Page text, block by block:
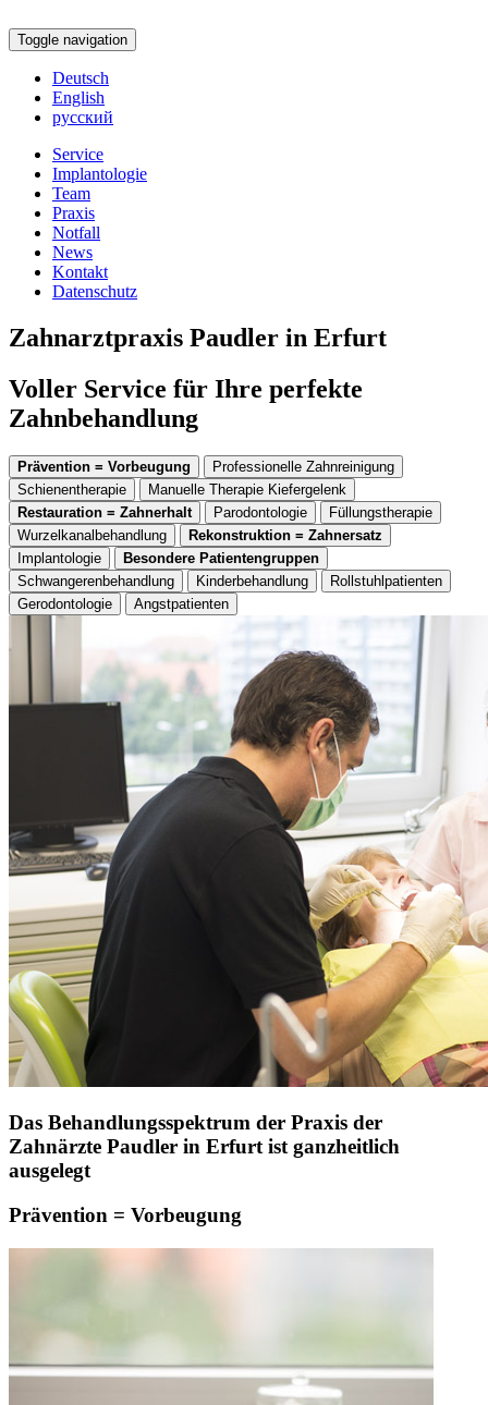
Toggle navigation
Deutsch
English
русский
Service
Implantologie
Team
Praxis
Notfall
News
Kontakt
Datenschutz
Zahnarztpraxis Paudler in Erfurt
Voller Service für Ihre perfekte
Zahnbehandlung
Prävention = Vorbeugung
Professionelle Zahnreinigung
Schienentherapie
Manuelle Therapie Kiefergelenk
Restauration = Zahnerhalt
Parodontologie
Füllungstherapie
Wurzelkanalbehandlung
Rekonstruktion = Zahnersatz
Implantologie
Besondere Patientengruppen
Schwangerenbehandlung
Kinderbehandlung
Rollstuhlpatienten
Gerodontologie
Angstpatienten
Das Behandlungsspektrum der Praxis der
Zahnärzte Paudler in Erfurt ist ganzheitlich
ausgelegt
Prävention = Vorbeugung